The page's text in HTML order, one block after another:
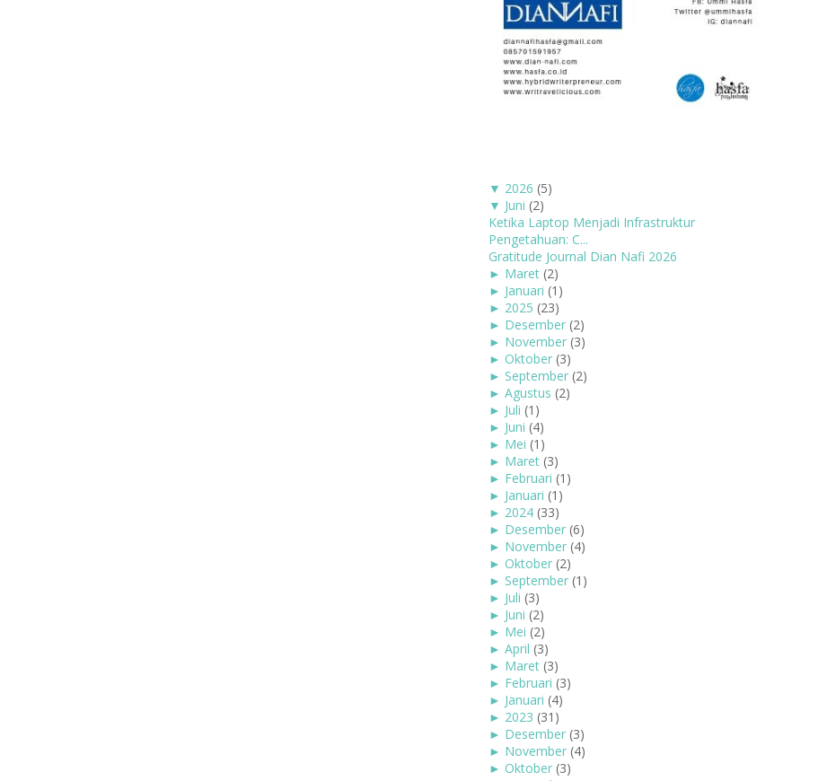
▼ 2026 (5)
▼ Juni (2)
Ketika Laptop Menjadi Infrastruktur
Pengetahuan: C...
Gratitude Journal Dian Nafi 2026
► Maret (2)
► Januari (1)
► 2025 (23)
► Desember (2)
► November (3)
► Oktober (3)
► September (2)
► Agustus (2)
► Juli (1)
► Juni (4)
► Mei (1)
► Maret (3)
► Februari (1)
► Januari (1)
► 2024 (33)
► Desember (6)
► November (4)
► Oktober (2)
► September (1)
► Juli (3)
► Juni (2)
► Mei (2)
► April (3)
► Maret (3)
► Februari (3)
► Januari (4)
► 2023 (31)
► Desember (3)
► November (4)
► Oktober (3)